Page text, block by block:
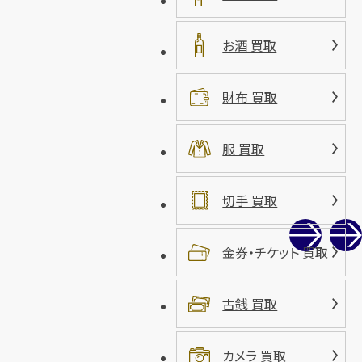
お酒 買取
財布 買取
服 買取
切手 買取
金券・チケット 買取
古銭 買取
カメラ 買取